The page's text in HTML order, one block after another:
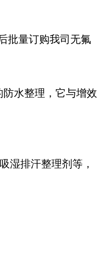
批量订购我司 无氟
水整理，它与增效
湿排汗整理剂等，